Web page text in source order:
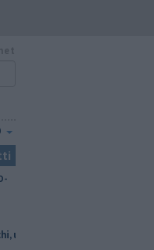
giornata di fuoco